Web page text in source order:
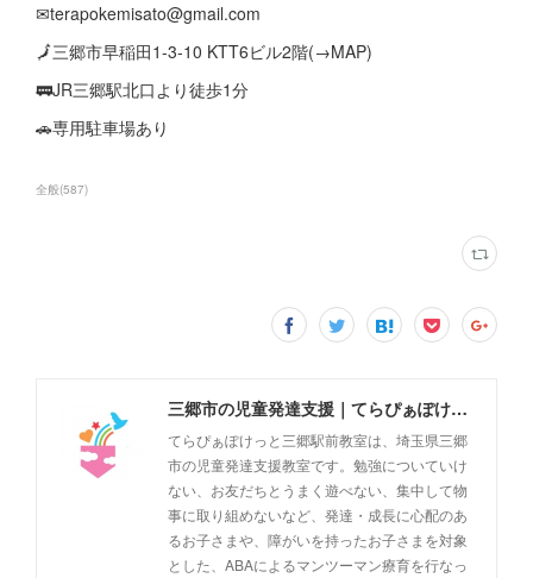
✉terapokemisato@gmail.com
🗾三郷市早稲田1-3-10 KTT6ビル2階(→MAP)
🚃JR三郷駅北口より徒歩1分
🚗専用駐車場あり
全般(587)
三郷市の児童発達支援｜てらぴぁぽけっと三郷駅前教室
てらぴぁぽけっと三郷駅前教室は、埼玉県三郷
市の児童発達支援教室です。勉強についていけ
ない、お友だちとうまく遊べない、集中して物
事に取り組めないなど、発達・成長に心配のあ
るお子さまや、障がいを持ったお子さまを対象
とした、ABAによるマンツーマン療育を行なっ